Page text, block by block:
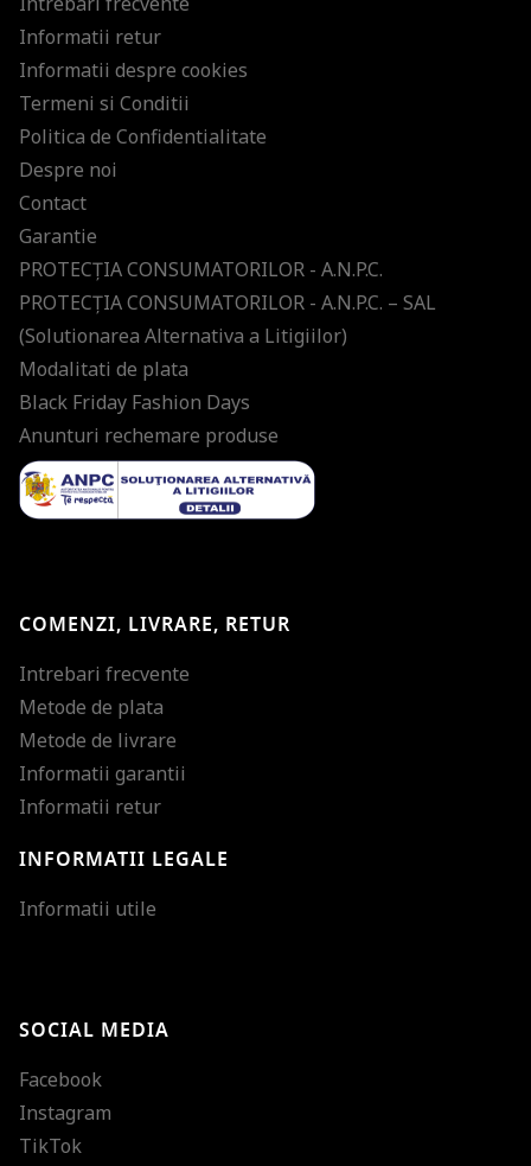
Informatii retur
Informatii despre cookies
Termeni si Conditii
Politica de Confidentialitate
Despre noi
Contact
Garantie
PROTECŢIA CONSUMATORILOR - A.N.P.C.
PROTECŢIA CONSUMATORILOR - A.N.P.C. – SAL
(Solutionarea Alternativa a Litigiilor)
Modalitati de plata
Black Friday Fashion Days
Anunturi rechemare produse
COMENZI, LIVRARE, RETUR
Intrebari frecvente
Metode de plata
Metode de livrare
Informatii garantii
Informatii retur
INFORMATII LEGALE
Informatii utile
SOCIAL MEDIA
Facebook
Instagram
TikTok